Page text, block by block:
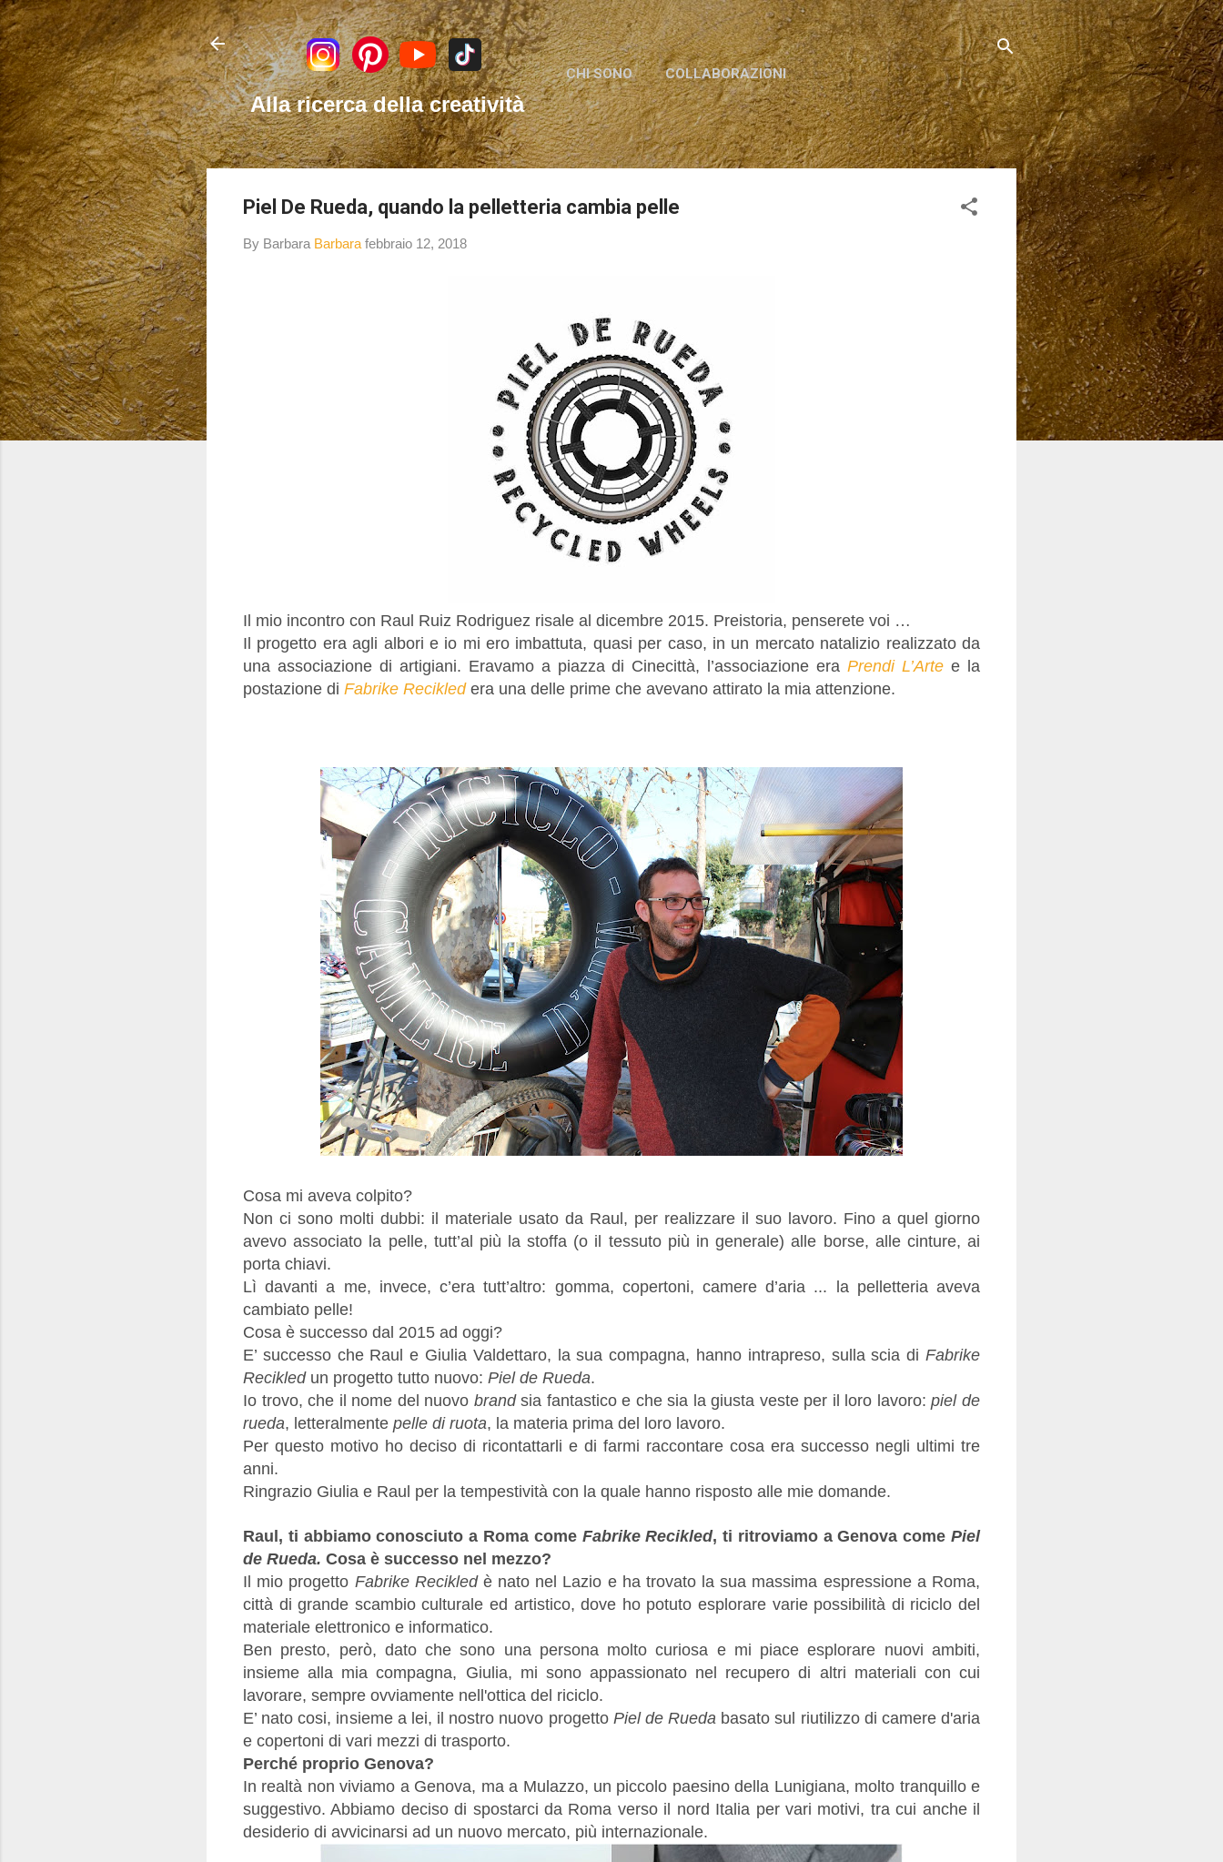
Passa ai contenuti principali
Alla ricerca della creatività
CHI SONO COLLABORAZIONI
Piel De Rueda, quando la pelletteria cambia pelle
By Barbara Barbara febbraio 12, 2018
Il mio incontro con Raul Ruiz Rodriguez risale al dicembre 2015. Preistoria, penserete voi …
Il progetto era agli albori e io mi ero imbattuta, quasi per caso, in un mercato natalizio realizzato da
una associazione di artigiani. Eravamo a piazza di Cinecittà, l’associazione eraPrendi L’Arte e la
postazione di Fabrike Recikledera una delle prime che avevano attirato la mia attenzione.
Cosa mi aveva colpito?
Non ci sono molti dubbi: il materiale usato da Raul, per realizzare il suo lavoro. Fino a quel giorno
avevo associato la pelle, tutt’al più la stoffa (o il tessuto più in generale) alle borse, alle cinture, ai
porta chiavi.
Lì davanti a me, invece, c’era tutt’altro: gomma, copertoni, camere d’aria ... la pelletteria aveva
cambiato pelle!
Cosa è successo dal 2015 ad oggi?
E’ successo che Raul e Giulia Valdettaro, la sua compagna, hanno intrapreso, sulla scia di Fabrike
Recikledun progetto tutto nuovo: Piel de Rueda.
Io trovo, che il nome del nuovo brandsia fantastico e che sia la giusta veste per il loro lavoro:piel de
rueda, letteralmente pelle di ruota, la materia prima del loro lavoro.
Per questo motivo ho deciso di ricontattarli e di farmi raccontare cosa era successo negli ultimi tre
anni.
Ringrazio Giulia e Raul per la tempestività con la quale hanno risposto alle mie domande.
Raul, ti abbiamo conosciuto a Roma come Fabrike Recikled, ti ritroviamo a Genova comePiel
de Rueda. Cosa è successo nel mezzo?
Il mio progetto Fabrike Recikledè nato nel Lazio e ha trovato la sua massima espressione a Roma,
città di grande scambio culturale ed artistico, dove ho potuto esplorare varie possibilità di riciclo del
materiale elettronico e informatico.
Ben presto, però, dato che sono una persona molto curiosa e mi piace esplorare nuovi ambiti,
insieme alla mia compagna, Giulia, mi sono appassionato nel recupero di altri materiali con cui
lavorare, sempre ovviamente nell'ottica del riciclo.
E’ nato cosi, insieme a lei, il nostro nuovo progetto Piel de Rueda basato sul riutilizzo di camere d'aria
e copertoni di vari mezzi di trasporto.
Perché proprio Genova?
In realtà non viviamo a Genova, ma a Mulazzo, un piccolo paesino della Lunigiana, molto tranquillo e
suggestivo. Abbiamo deciso di spostarci da Roma verso il nord Italia per vari motivi, tra cui anche il
desiderio di avvicinarsi ad un nuovo mercato, più internazionale.